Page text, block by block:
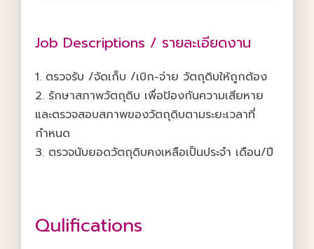
Job Descriptions / รายละเอียดงาน
1. ตรวจรับ /จัดเก็บ /เบิก-จ่าย วัตถุดิบให้ถูกต้อง
2. รักษาสภาพวัตถุดิบ เพื่อป้องกันความเสียหาย
และตรวจสอบสภาพของวัตถุดิบตามระยะเวลาที่
กำหนด
3. ตรวจนับยอดวัตถุดิบคงเหลือเป็นประจำ เดือน/ปี
Qulifications